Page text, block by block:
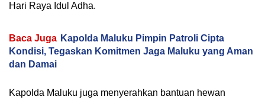
Hari Raya Idul Adha.
Baca Juga Kapolda Maluku Pimpin Patroli Cipta
Kondisi, Tegaskan Komitmen Jaga Maluku yang Aman
dan Damai
Kapolda Maluku juga menyerahkan bantuan hewan